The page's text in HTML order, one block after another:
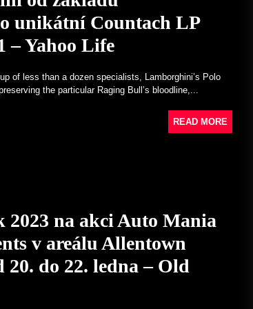
Neuvěřitelná sbírka klasických
petrolheada jde do aukce v Tampě
November 28, 2022
Jak Lamborghini od základů
Countach LP 500 z roku 1971 –
December 2, 2022
Soudný den: Co obnáší být
rozhodčím klasických automobilů
na populární Concours South
unikátní Countach LP
– Yahoo Life
of less than a dozen specialists, Lamborghini’s Polo
the particular Raging Bull’s bloodline,...
READ MORE
2023 na akci Auto Mania
v areálu Allentown
do 22. ledna – Old